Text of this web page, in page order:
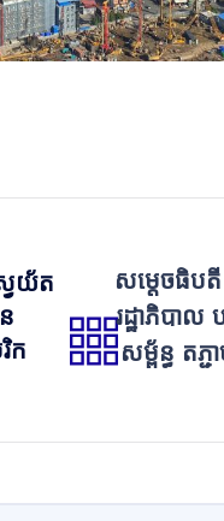
វយ័ត
ក
សម្ដេចធិប
រដ្ឋាភិបាល
សម្ព័ន្ធ តភ្